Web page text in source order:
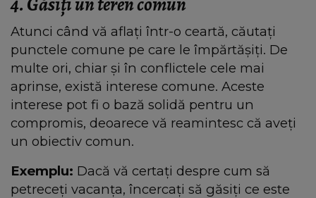
Atunci când vă aflați într-o ceartă, căutați
punctele comune pe care le împărtășiți. De
multe ori, chiar și în conflictele cele mai
aprinse, există interese comune. Aceste
interese pot fi o bază solidă pentru un
compromis, deoarece vă reamintesc că aveți
un obiectiv comun.
Exemplu: Dacă vă certați despre cum să
petreceți vacanța, încercați să găsiți ce este